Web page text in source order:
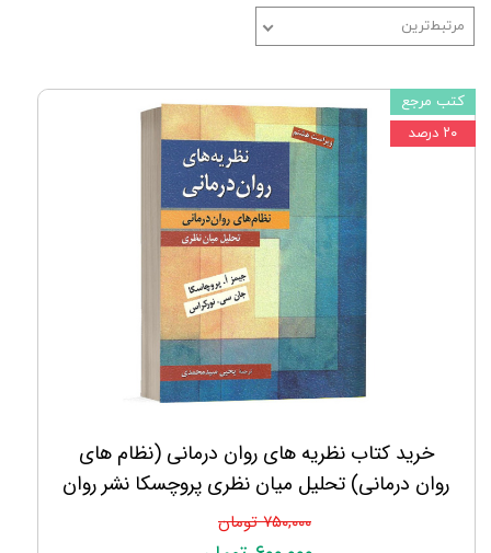
مرتبط‌ترین
خرید کتاب نظریه های روان درمانی (نظام های
روان درمانی) تحلیل میان نظری پروچسکا نشر روان
۷۵۰,۰۰۰ تومان
کتب مرجع
۲۰ درصد